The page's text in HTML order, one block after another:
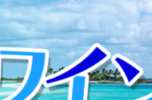
7日(金)出荷
はこちらをクリック
最新情報は佐川急便